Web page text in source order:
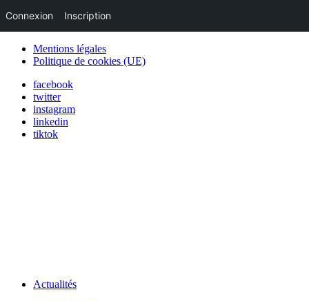
Mentions légales
Politique de cookies (UE)
facebook
twitter
instagram
linkedin
tiktok
Actualités
Connexion Inscription